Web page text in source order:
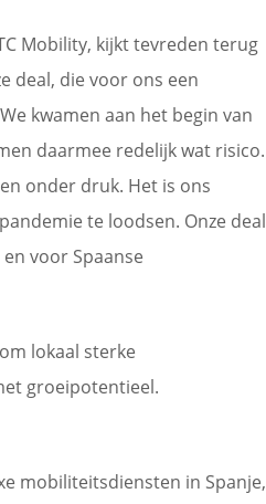
Mobility, kijkt tevreden terug
deal, die voor ons een
kwamen aan het begin van
daarmee redelijk wat risico.
onder druk. Het is ons
te loodsen. Onze deal
voor Spaanse
lokaal sterke
groeipotentieel.
mobiliteitsdiensten in Spanje,